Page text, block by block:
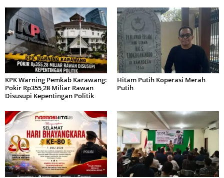
KPK Warning Pemkab Karawang:
Pokir Rp355,28 Miliar Rawan
Disusupi Kepentingan Politik
Hitam Putih Koperasi Merah
Putih